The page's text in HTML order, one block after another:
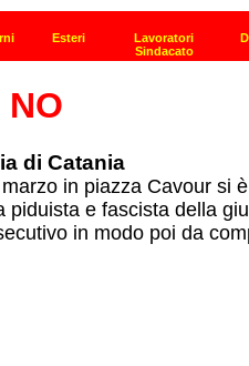
di Catania
in piazza Cavour si
e fascista della
in modo poi da